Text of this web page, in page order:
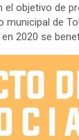
objetivo de
de
2020 se